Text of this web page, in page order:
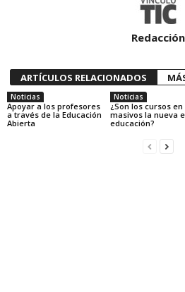
Redacción
ARTÍCULOS RELACIONADOS
Noticias
Apoyar a los profesores
a través de la Educación
Abierta
Noticias
¿Son los cursos en
masivos la nueva
educación?